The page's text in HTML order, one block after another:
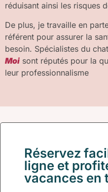
réduisant ainsi les risques
De plus, je travaille en
référent pour assurer la
besoin. Spécialistes du
Moi sont réputés pour la
leur professionnalisme
Réservez
ligne et
vacances en